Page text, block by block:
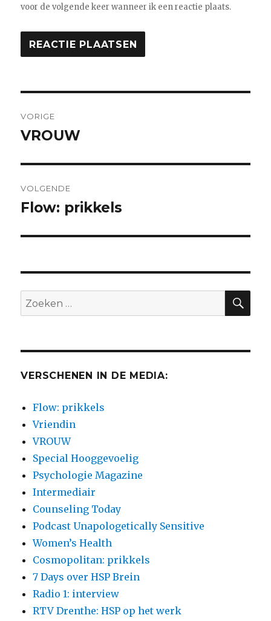
voor de volgende keer wanneer ik een reactie plaats.
navigatie
VORIGE
Vorig
VROUW
VOLGENDE
Volgend
Flow: prikkels
Zoeken
naar:
VERSCHENEN IN DE MEDIA:
Flow: prikkels
Vriendin
VROUW
Special Hooggevoelig
Psychologie Magazine
Intermediair
Counseling Today
Podcast Unapologetically Sensitive
Women’s Health
Cosmopolitan: prikkels
7 Days over HSP Brein
Radio 1: interview
RTV Drenthe: HSP op het werk